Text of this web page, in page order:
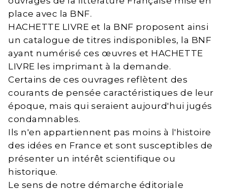
place avec la BNF.
HACHETTE LIVRE et la BNF proposent ainsi
un catalogue de titres indisponibles, la BNF
ayant numérisé ces œuvres et HACHETTE
LIVRE les imprimant à la demande.
Certains de ces ouvrages reflètent des
courants de pensée caractéristiques de leur
époque, mais qui seraient aujourd'hui jugés
condamnables.
Ils n'en appartiennent pas moins à l'histoire
des idées en France et sont susceptibles de
présenter un intérêt scientifique ou
historique.
Le sens de notre démarche éditoriale